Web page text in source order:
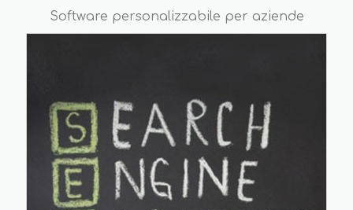
Software personalizzabile per aziende